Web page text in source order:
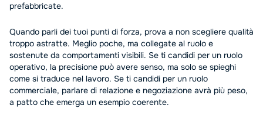
prefabbricate.
Quando parli dei tuoi punti di forza, prova a non scegliere qualità
troppo astratte. Meglio poche, ma collegate al ruolo e
sostenute da comportamenti visibili. Se ti candidi per un ruolo
operativo, la precisione può avere senso, ma solo se spieghi
come si traduce nel lavoro. Se ti candidi per un ruolo
commerciale, parlare di relazione e negoziazione avrà più peso,
a patto che emerga un esempio coerente.